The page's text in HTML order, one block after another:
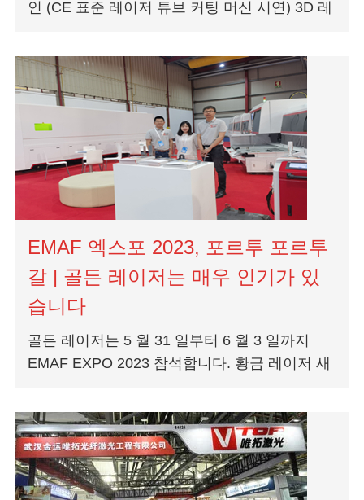
인 (CE 표준 레이저 튜브 커팅 머신 시연) 3D 레
안전 도어 스위치 및 레이저 연동, s...
EMAF 엑스포 2023, 포르투 포르투
갈 | 골든 레이저는 매우 인기가 있
습니다
골든 레이저는 5 월 31 일부터 6 월 3 일까지
EMAF EXPO 2023 참석합니다. 황금 레이저 새
많은 방문객을 끌어 들였습니다.